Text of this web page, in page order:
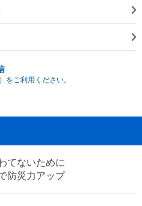
をご利用ください。
てないために
防災力アップ